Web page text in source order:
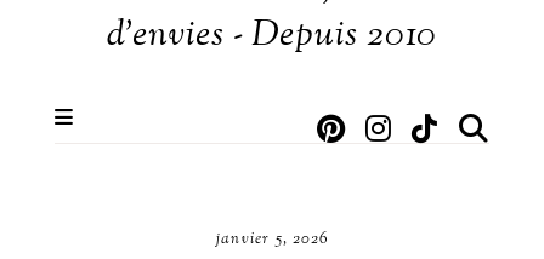
d'envies - Depuis 2010
janvier 5, 2026